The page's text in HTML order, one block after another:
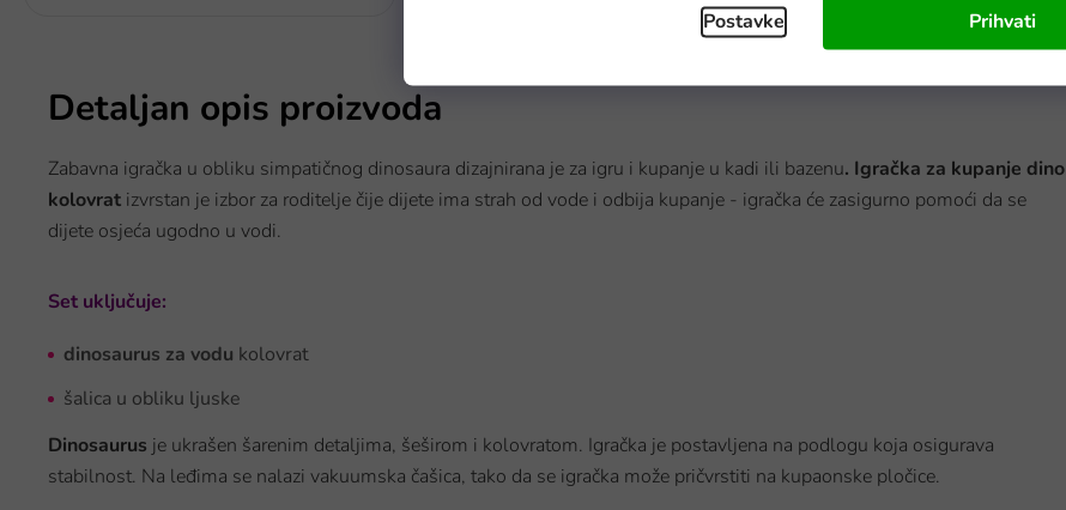
Postavke Prihvati
Detaljan opis proizvoda
Zabavna igračka u obliku simpatičnog dinosaura dizajnirana je za igru i kupanje u kadi ili bazenu. Igračka za kupanje dino
kolovrat izvrstan je izbor za roditelje čije dijete ima strah od vode i odbija kupanje - igračka će zasigurno pomoći da se
dijete osjeća ugodno u vodi.
Set uključuje:
dinosaurus za vodu kolovrat
šalica u obliku ljuske
Dinosaurus je ukrašen šarenim detaljima, šeširom i kolovratom. Igračka je postavljena na podlogu koja osigurava
stabilnost. Na leđima se nalazi vakuumska čašica, tako da se igračka može pričvrstiti na kupaonske pločice.